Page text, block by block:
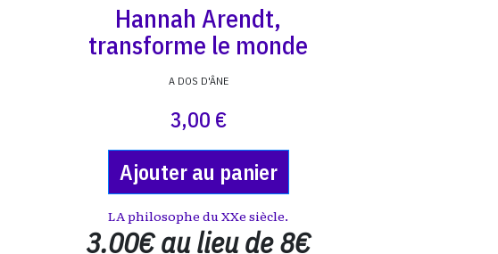
Hannah Arendt,
transforme le monde
A DOS D'ÂNE
3,00 €
Ajouter au panier
LA philosophe du XXe siècle.
3.00€ au lieu de 8€